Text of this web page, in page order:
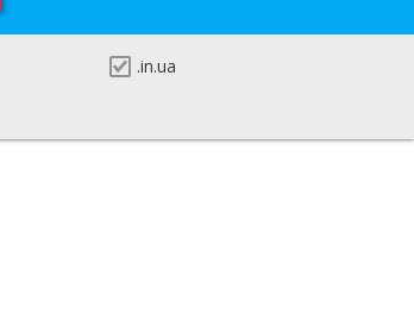
.in.ua